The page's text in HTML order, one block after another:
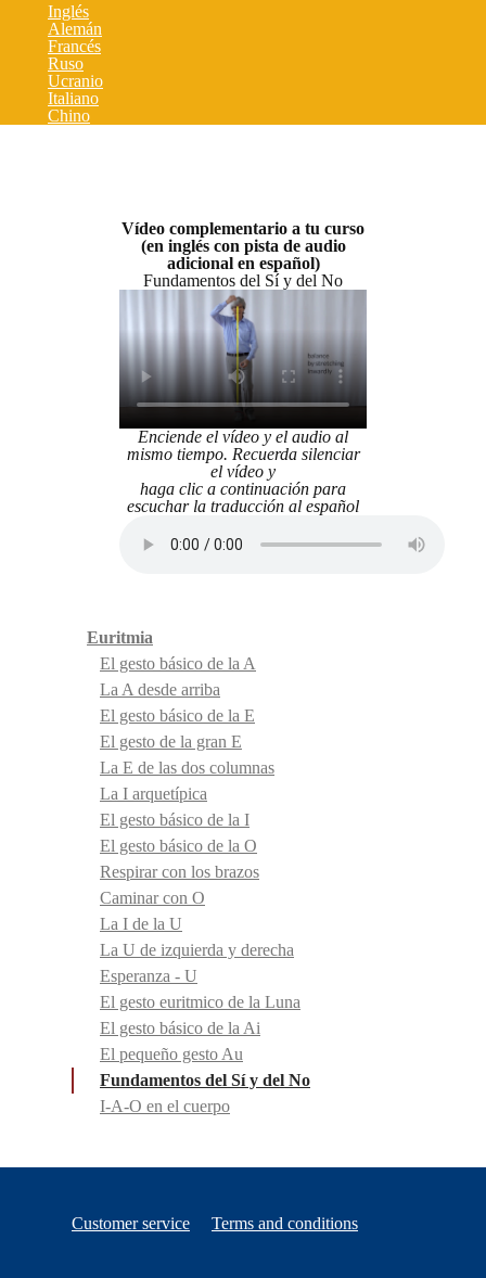
Inglés
Alemán
Francés
Ruso
Ucranio
Italiano
Chino
Vídeo complementario a tu curso
(en inglés con pista de audio
adicional en español)
Fundamentos del Sí y del No
Enciende el vídeo y el audio al
mismo tiempo. Recuerda silenciar
el vídeo y
haga clic a continuación para
escuchar la traducción al español
Euritmia
El gesto básico de la A
La A desde arriba
El gesto básico de la E
El gesto de la gran E
La E de las dos columnas
La I arquetípica
El gesto básico de la I
El gesto básico de la O
Respirar con los brazos
Caminar con O
La I de la U
La U de izquierda y derecha
Esperanza - U
El gesto euritmico de la Luna
El gesto básico de la Ai
El pequeño gesto Au
Fundamentos del Sí y del No
I-A-O en el cuerpo
Customer service Terms and conditions